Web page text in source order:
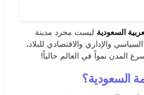
السعودية ليست مجرد مدينة
والإداري والاقتصادي للبلاد،
المدن نمواً في العالم حالياً!
السعودية؟